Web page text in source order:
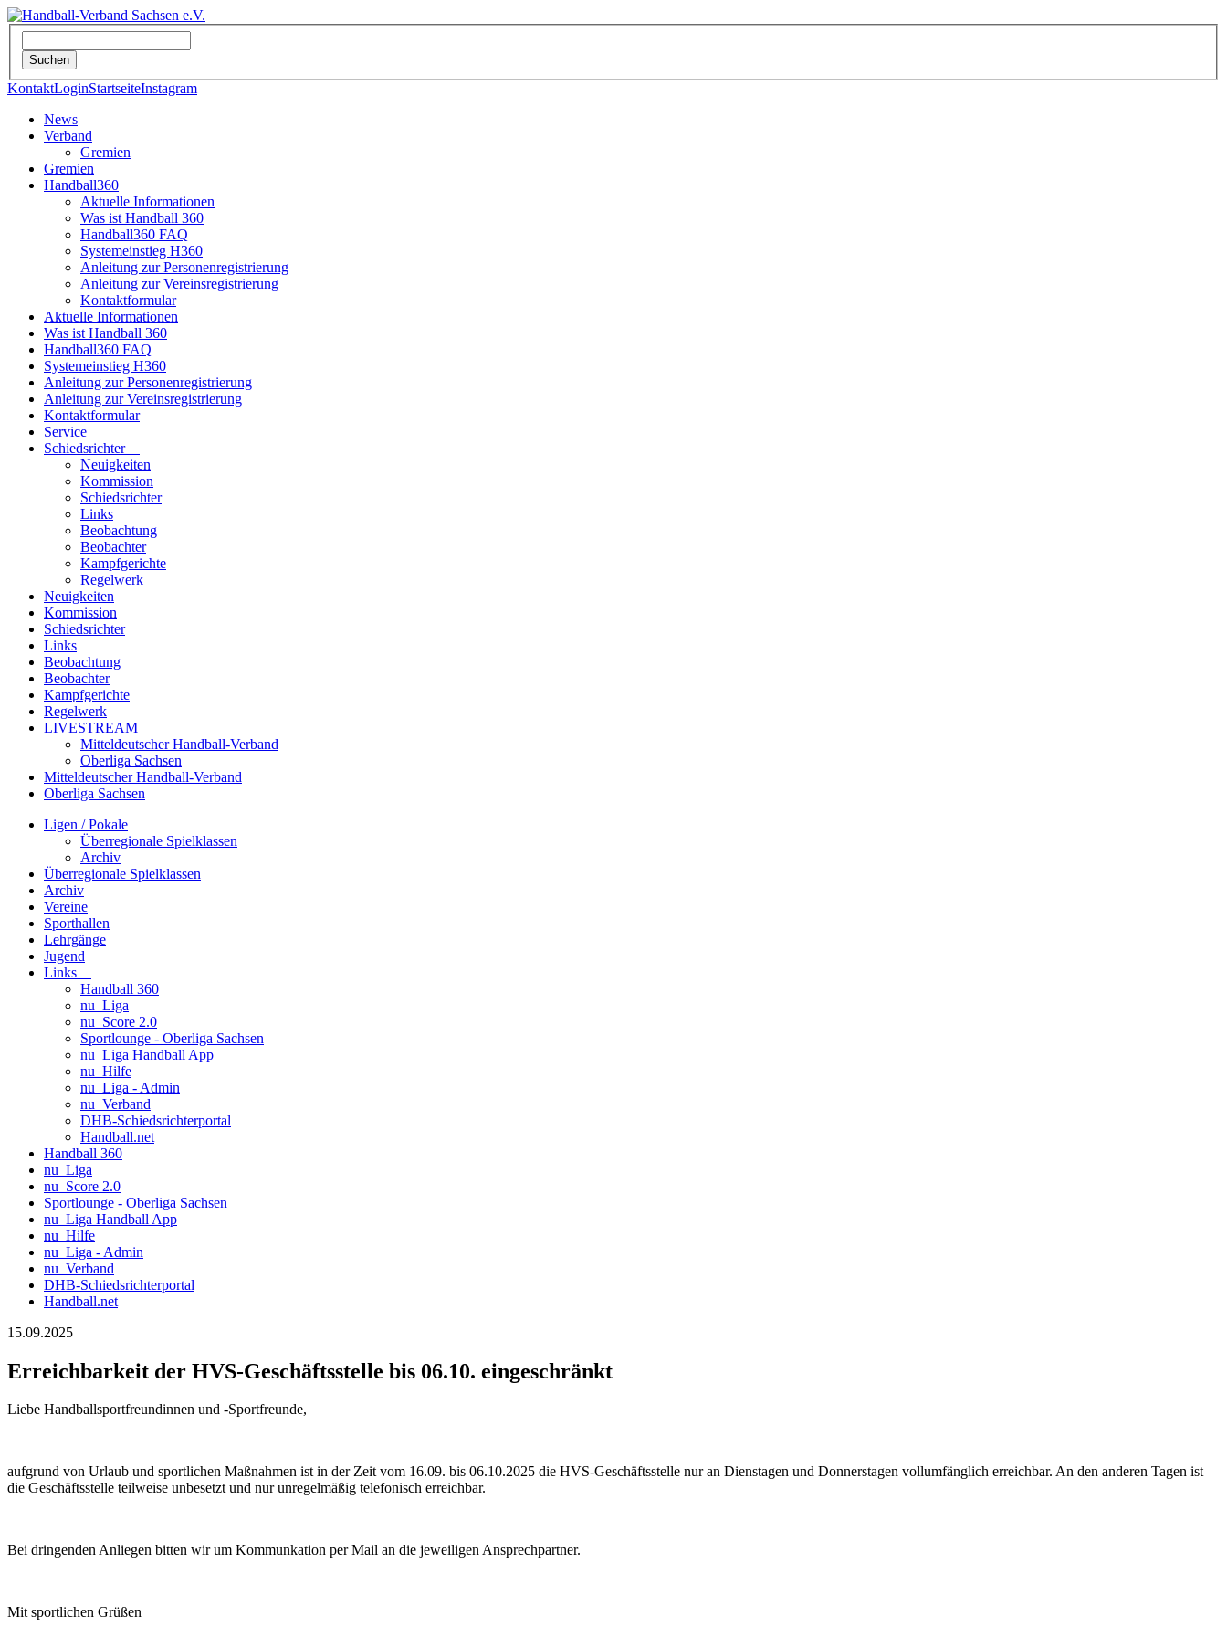
KontaktLoginStartseiteInstagram
News
Verband
Gremien
Gremien
Handball360
Aktuelle Informationen
Was ist Handball 360
Handball360 FAQ
Systemeinstieg H360
Anleitung zur Personenregistrierung
Anleitung zur Vereinsregistrierung
Kontaktformular
Aktuelle Informationen
Was ist Handball 360
Handball360 FAQ
Systemeinstieg H360
Anleitung zur Personenregistrierung
Anleitung zur Vereinsregistrierung
Kontaktformular
Service
Schiedsrichter
Neuigkeiten
Kommission
Schiedsrichter
Links
Beobachtung
Beobachter
Kampfgerichte
Regelwerk
Neuigkeiten
Kommission
Schiedsrichter
Links
Beobachtung
Beobachter
Kampfgerichte
Regelwerk
LIVESTREAM
Mitteldeutscher Handball-Verband
Oberliga Sachsen
Mitteldeutscher Handball-Verband
Oberliga Sachsen
Ligen / Pokale
Überregionale Spielklassen
Archiv
Überregionale Spielklassen
Archiv
Vereine
Sporthallen
Lehrgänge
Jugend
Links
Handball 360
nu_Liga
nu_Score 2.0
Sportlounge - Oberliga Sachsen
nu_Liga Handball App
nu_Hilfe
nu_Liga - Admin
nu_Verband
DHB-Schiedsrichterportal
Handball.net
Handball 360
nu_Liga
nu_Score 2.0
Sportlounge - Oberliga Sachsen
nu_Liga Handball App
nu_Hilfe
nu_Liga - Admin
nu_Verband
DHB-Schiedsrichterportal
Handball.net
15.09.2025
Erreichbarkeit der HVS-Geschäftsstelle bis 06.10. eingeschränkt
Liebe Handballsportfreundinnen und -Sportfreunde,
aufgrund von Urlaub und sportlichen Maßnahmen ist in der Zeit vom 16.09. bis 06.10.2025 die HVS-Geschäftsstelle nur an Dienstagen und Donnerstagen vollumfänglich erreichbar. An den anderen Tagen ist
die Geschäftsstelle teilweise unbesetzt und nur unregelmäßig telefonisch erreichbar.
Bei dringenden Anliegen bitten wir um Kommunkation per Mail an die jeweiligen Ansprechpartner.
Mit sportlichen Grüßen